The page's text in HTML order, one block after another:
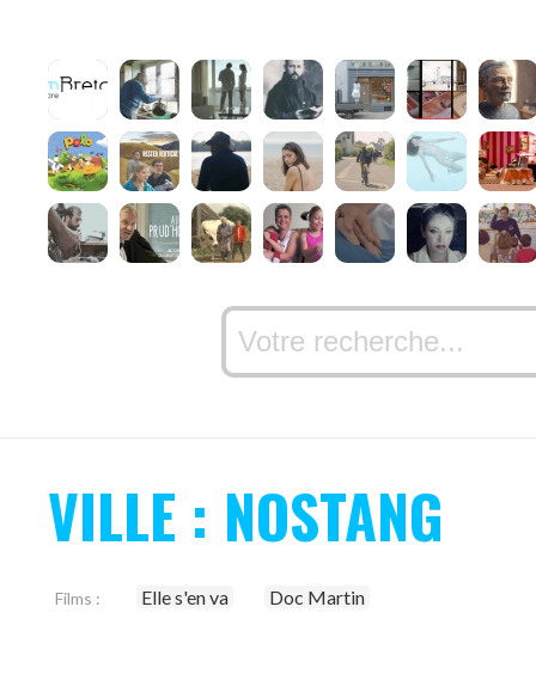
VILLE : NOSTANG
Films : Elle s'en va Doc Martin